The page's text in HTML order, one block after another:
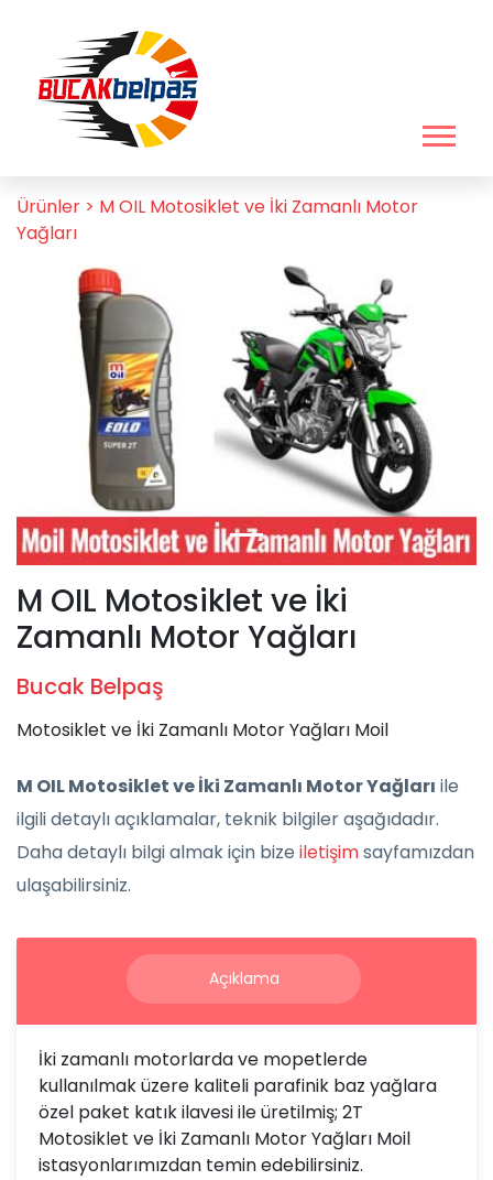
Ürünler > M OIL Motosiklet ve İki Zamanlı Motor
Yağları
Previous
M OIL Motosiklet ve İki
Zamanlı Motor Yağları
Bucak Belpaş
Motosiklet ve İki Zamanlı Motor Yağları Moil
M OIL Motosiklet ve İki Zamanlı Motor Yağları ile
ilgili detaylı açıklamalar, teknik bilgiler aşağıdadır.
Daha detaylı bilgi almak için bize iletişimsayfamızdan
ulaşabilirsiniz.
Açıklama
İki zamanlı motorlarda ve mopetlerde
kullanılmak üzere kaliteli parafinik baz yağlara
özel paket katık ilavesi ile üretilmiş; 2T
Motosiklet ve İki Zamanlı Motor Yağları Moil
istasyonlarımızdan temin edebilirsiniz.